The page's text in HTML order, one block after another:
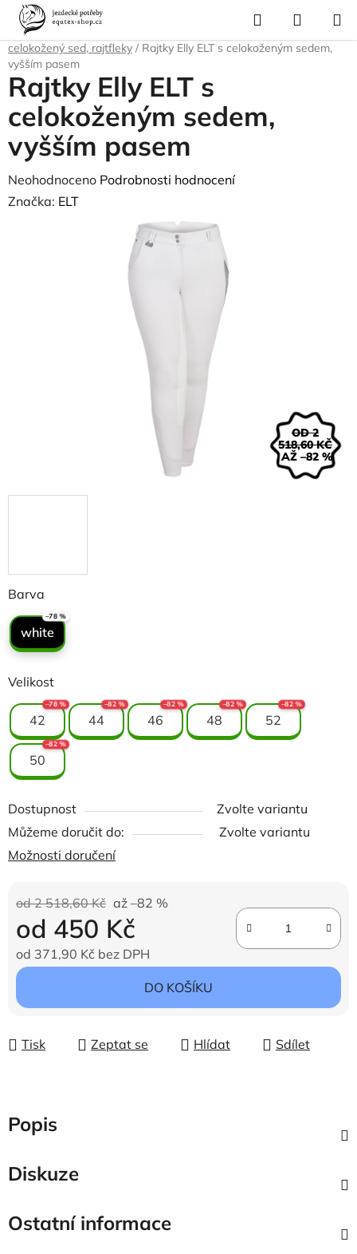
Přejít
obsah
Hledat
KOŠÍK
Domů
Pro jezdce
celokožený sed, rajtfleky / Rajtky Elly ELT s celokoženým sedem,
vyšším pasem
Barva
white
–78 %
Velikost
42
–78 %
44
–82 %
46
–82 %
48
–82 %
52
–82 %
50
–82 %
Dostupnost
Zvolte variantu
Můžeme doručit do:
Zvolte variantu
Možnosti doručení
od 2 518,60 Kč až –82 %
od 450 Kč
od 371,90 Kč bez DPH
Měrná cena:
DO KOŠÍKU
Tisk Zeptat se Hlídat Sdílet
Rajtky Elly ELT s
celokoženým sedem,
vyšším pasem
Průměrné
hodnocení
Neohodnoceno Podrobnosti hodnocení
Značka: ELT
OD 2
518,60 KČ
AŽ –82 %
Popis
Diskuze
Ostatní informace